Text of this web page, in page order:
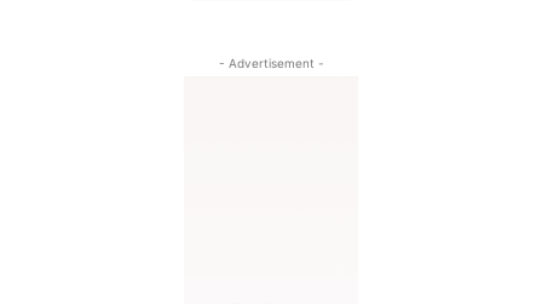
- Advertisement -